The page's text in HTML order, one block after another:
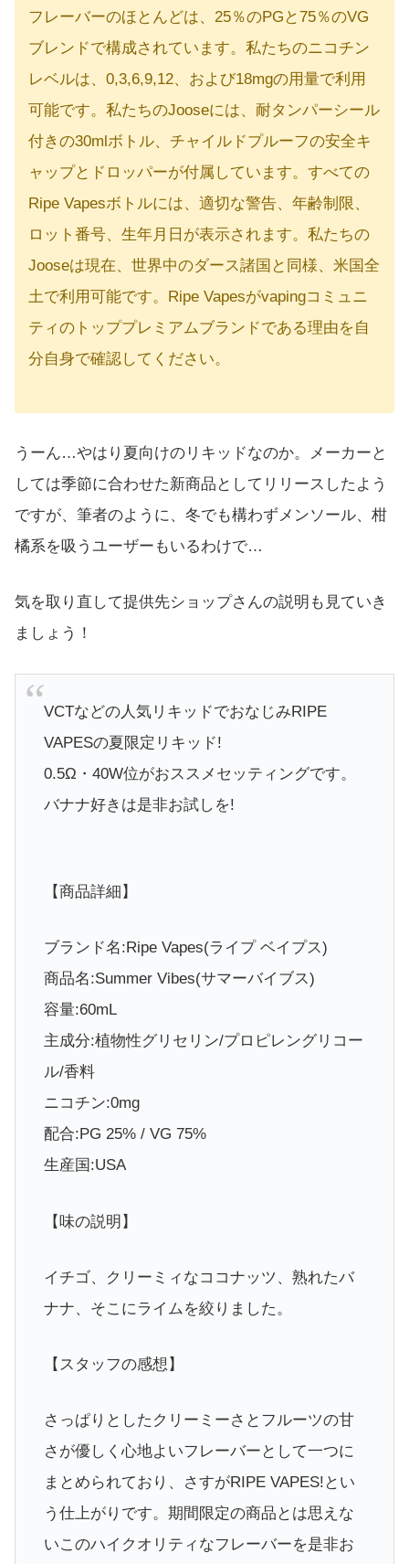
フレーバーのほとんどは、25％のPGと75％のVG
ブレンドで構成されています。私たちのニコチン
レベルは、0,3,6,9,12、および18mgの用量で利用
可能です。私たちのJooseには、耐タンパーシール
付きの30mlボトル、チャイルドプルーフの安全キ
ャップとドロッパーが付属しています。すべての
Ripe Vapesボトルには、適切な警告、年齢制限、
ロット番号、生年月日が表示されます。私たちの
Jooseは現在、世界中のダース諸国と同様、米国全
土で利用可能です。Ripe Vapesがvapingコミュニ
ティのトッププレミアムブランドである理由を自
分自身で確認してください。
うーん…やはり夏向けのリキッドなのか。メーカーと
しては季節に合わせた新商品としてリリースしたよう
ですが、筆者のように、冬でも構わずメンソール、柑
橘系を吸うユーザーもいるわけで…
気を取り直して提供先ショップさんの説明も見ていき
ましょう！
VCTなどの人気リキッドでおなじみRIPE
VAPESの夏限定リキッド!
0.5Ω・40W位がおススメセッティングです。
バナナ好きは是非お試しを!
【商品詳細】
ブランド名:Ripe Vapes(ライプ ベイプス)
商品名:Summer Vibes(サマーバイブス)
容量:60mL
主成分:植物性グリセリン/プロピレングリコー
ル/香料
ニコチン:0mg
配合:PG 25% / VG 75%
生産国:USA
【味の説明】
イチゴ、クリーミィなココナッツ、熟れたバ
ナナ、そこにライムを絞りました。
【スタッフの感想】
さっぱりとしたクリーミーさとフルーツの甘
さが優しく心地よいフレーバーとして一つに
まとめられており、さすがRIPE VAPES!とい
う仕上がりです。期間限定の商品とは思えな
いこのハイクオリティなフレーバーを是非お